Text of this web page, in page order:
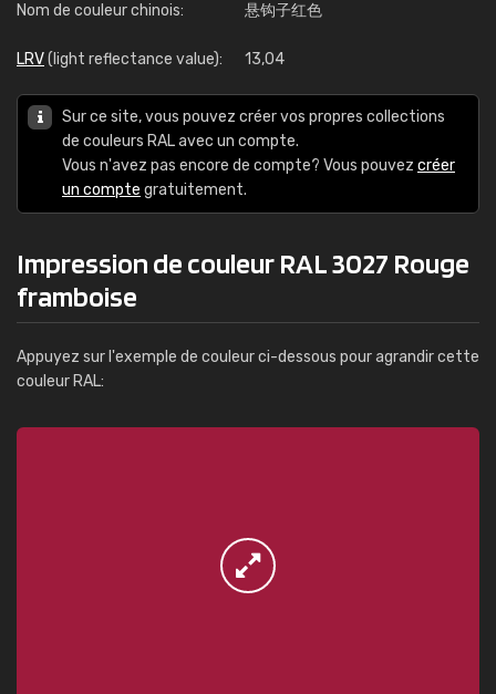
Nom de couleur chinois:
悬钩子红色
LRV(light reflectance value): 13,04
Sur ce site, vous pouvez créer vos propres collections
de couleurs RAL avec un compte.
Vous n'avez pas encore de compte? Vous pouvez créer
un compte gratuitement.
Impression de couleur RAL 3027 Rouge
framboise
Appuyez sur l'exemple de couleur ci-dessous pour agrandir cette
couleur RAL: